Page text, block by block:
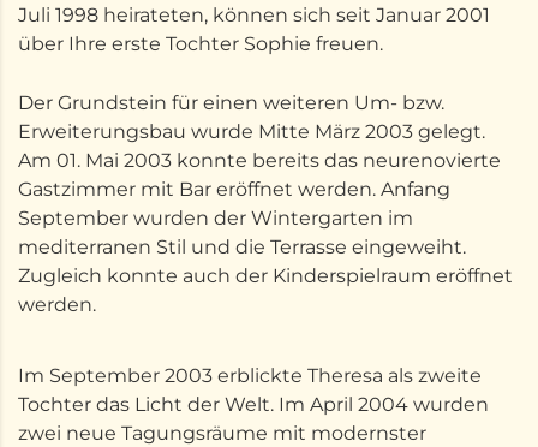
Juli 1998 heirateten, können sich seit Januar 2001
über Ihre erste Tochter Sophie freuen.
Der Grundstein für einen weiteren Um- bzw.
Erweiterungsbau wurde Mitte März 2003 gelegt.
Am 01. Mai 2003 konnte bereits das neurenovierte
Gastzimmer mit Bar eröffnet werden. Anfang
September wurden der Wintergarten im
mediterranen Stil und die Terrasse eingeweiht.
Zugleich konnte auch der Kinderspielraum eröffnet
werden.
Im September 2003 erblickte Theresa als zweite
Tochter das Licht der Welt. Im April 2004 wurden
zwei neue Tagungsräume mit modernster